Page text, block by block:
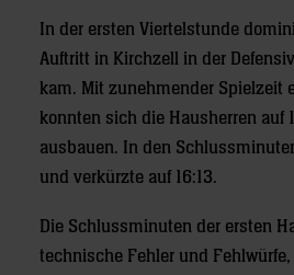
In der ersten Viertelstunde
Auftritt in Kirchzell in der
kam. Mit zunehmender Spielzeit
konnten sich die Hausherren auf
ausbauen. In den
und verkürzte auf 16:13.
Die Schlussminuten der ersten
technische Fehler und